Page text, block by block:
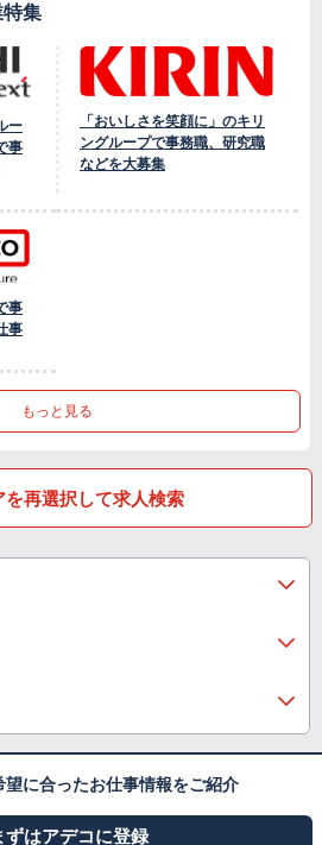
集
ー
事
「おいしさを笑顔に」のキリ
ングループで事務職、研究職
などを大募集
事
事
もっと見る
を再選択して求人検索
望に合ったお仕事情報をご紹介
ずはアデコに登録